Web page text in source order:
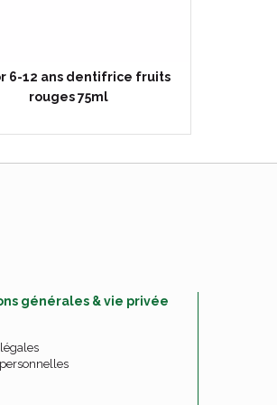
6-12 ans dentifrice fruits
rouges 75ml
générales & vie privée